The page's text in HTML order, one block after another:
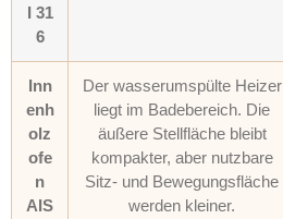
I 31
6
Inn
enh
olz
ofe
n
AIS
Der wasserumspülte Heizer
liegt im Badebereich. Die
äußere Stellfläche bleibt
kompakter, aber nutzbare
Sitz- und Bewegungsfläche
werden kleiner.